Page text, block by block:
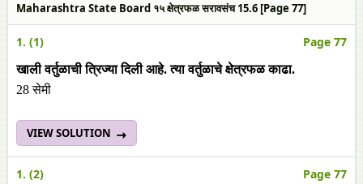
Maharashtra State Board १५ क्षेत्रफळ सरावसंच 15.6 [Page 77]
1. (1) Page 77
खाली वर्तुळाची त्रिज्या दिली आहे. त्या वर्तुळाचे क्षेत्रफळ काढा.
28 सेमी
VIEW SOLUTION
1. (2) Page 77